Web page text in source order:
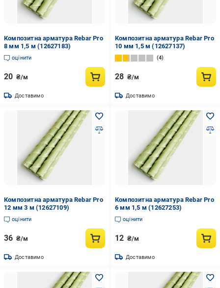
Композитна арматура Rebar Pro
8 мм 1,5 м (12627183)
оцінити
20 ₴/м
Доставимо
Композитна арматура Rebar Pro
10 мм 1,5 м (12627137)
4
28 ₴/м
Доставимо
Композитна арматура Rebar Pro
12 мм 3 м (12627109)
оцінити
36 ₴/м
Доставимо
Композитна арматура Rebar Pro
6 мм 1,5 м (12627253)
оцінити
12 ₴/м
Доставимо